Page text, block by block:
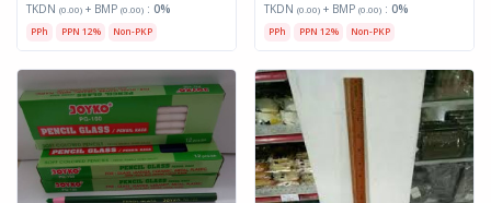
TKDN (0.00) + BMP (0.00) : 0%
PPh PPN 12% Non-PKP
TKDN (0.00) + BMP (0.00) : 0%
PPh PPN 12% Non-PKP